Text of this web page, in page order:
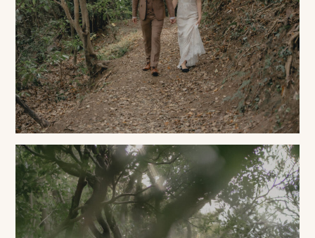
談
お
問
い
合
わ
せ/
お
申